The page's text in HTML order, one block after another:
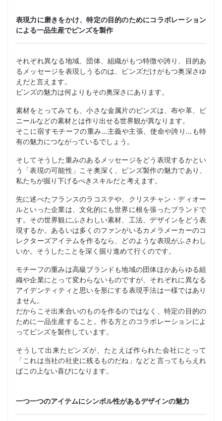
表現力に磨きをかけ、特定の目的のためにコラボレーション
による一品生産でピンズを製作
それぞれ異なる地域、団体、組織がもつ特徴や誇り、目的あ
るメッセージを表現しうるのは、ピンズだけがもつ奥深さゆ
えだと言えます。
ピンズの魅力は何よりもその奥深さにあります。
素材をとってみても、小さな金属片のピンズは、布や革、ビ
ニールなどの素材とは作り出せる世界観が異なります。
そこに宿すモチーフの重み…主義や主張、使命や誇り…も特
有の魅力につながっているでしょう。
そしてそうした重みのあるメッセージをどう表現するかとい
う「表現の可能性」こそ奥深く、ピンズ製作の魅力であり、
私たちが掘り下げるべきスキルだと考えます。
先に述べたフランスのラコステや、クリスチャン・ディオー
ルといった企業は、文化的にも世界に根を張ったブランドで
す。その世界観にふさわしい素材、工法、デザインをどう表
現するか。あるいは多くのファンがいるカメラメーカーのコ
レクターズアイテムを作るなら、どのような表現がふさわし
いか。そうしたことを深く掘り進めて行くのです。
モチーフの重みは高級ブランドも地域の団体ほかあらゆる組
織や企業にとって変わらないものですが、それぞれに異なる
アイデンティティと思いを形にする表現手法は一様ではあり
ません。
だからこそ出来合いのものを作るのではなく、特定の目的の
ために一品生産すること。作る方とのコラボレーションによ
ってピンズを製作しています。
そうして出来たピンズが、たとえば作られた会社にとって
「これは当社の社史に残るものだね」などと言ってもらえれ
ばこの上ない喜びになります。
一つ一つのアイテムにシンボル性があるデザインの魅力